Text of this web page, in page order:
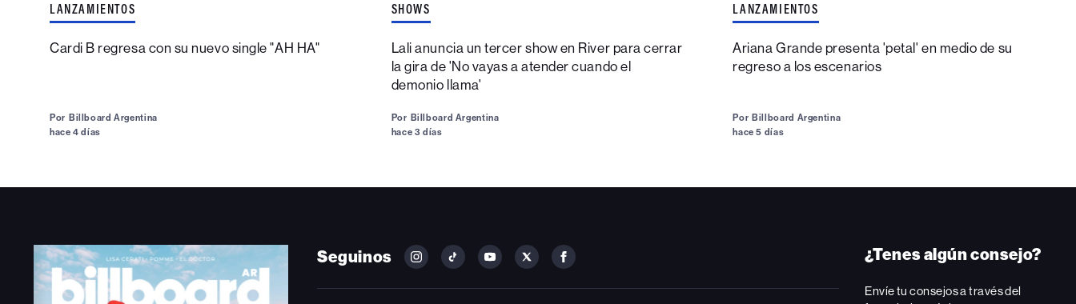
LANZAMIENTOS
Cardi B regresa con su nuevo single "AH HA"
Por Billboard Argentina
hace 4 días
SHOWS
Lali anuncia un tercer show en River para cerrar
la gira de 'No vayas a atender cuando el
demonio llama'
Por Billboard Argentina
hace 3 días
LANZAMIENTOS
Ariana Grande presenta 'petal' en medio de su
regreso a los escenarios
Por Billboard Argentina
hace 5 días
Seguinos
FOLLOW
ON
FOLLOW
ON
FOLLOW
ON
FOLLOW
ON
FOLLOW
ON
¿Tenes algún consejo?
Envíe tu consejos a través del